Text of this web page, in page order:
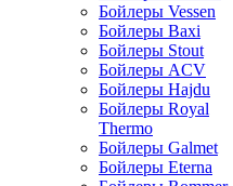
Бойлеры Vessen
Бойлеры Baxi
Бойлеры Stout
Бойлеры ACV
Бойлеры Hajdu
Бойлеры Royal
Thermo
Бойлеры Galmet
Бойлеры Eterna